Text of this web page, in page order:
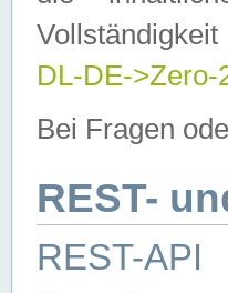
DL-DE->Zero-
Bei Fragen
REST-
REST-API